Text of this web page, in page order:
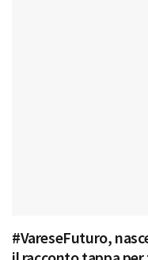
#VareseFuturo,